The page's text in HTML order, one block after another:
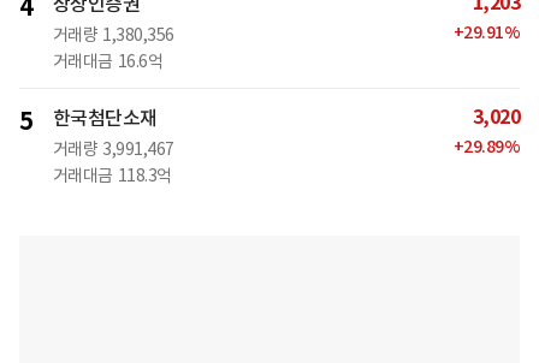
4
거래량 1,380,356
거래대금 16.6억
+29.91%
5 한국첨단소재
거래량 3,991,467
거래대금 118.3억
3,020
+29.89%